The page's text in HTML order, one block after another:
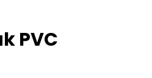
PVC